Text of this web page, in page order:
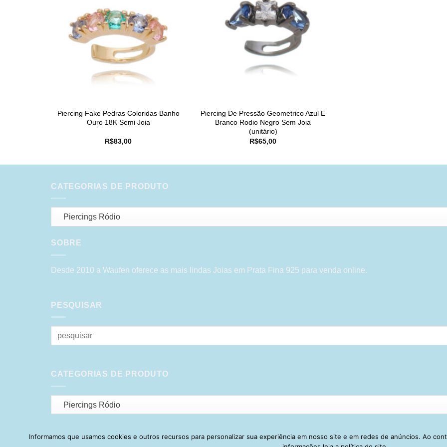
Piercing Fake Pedras Coloridas Banho
Ouro 18K Semi Joia
R$83,00
Piercing De Pressão Geometrico Azul E
Branco Rodio Negro Sem Joia
(unitário)
R$65,00
CATEGORIAS DE PRODUTO
Piercings Ródio
SOBRE
Desde 2010 a Waufen oferece as mais lindas Joias em Prata Fina 925 para venda online.
PESQUISAR
Pesquisar
por:
CATEGORIAS DE PRODUTO
Piercings Ródio
Visa PayPal Stripe MasterCardCash
Informamos que usamos cookies e outros recursos para personalizar sua experiência em nosso site e em redes de anúncios. Ao